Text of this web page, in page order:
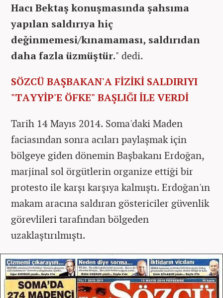
Hacı Bektaş konuşmasında şahsıma
yapılan saldırıya hiç
değinmemesi/kınamaması, saldırıdan
daha fazla üzmüştür." dedi.
SÖZCÜ BAŞBAKAN'A FİZİKİ SALDIRIYI
"TAYYİP'E ÖFKE" BAŞLIĞI İLE VERDİ
Tarih 14 Mayıs 2014. Soma'daki Maden
faciasından sonra acıları paylaşmak için
bölgeye giden dönemin Başbakanı Erdoğan,
marjinal sol örgütlerin organize ettiği bir
protesto ile karşı karşıya kalmıştı. Erdoğan'ın
makam aracına saldıran göstericiler güvenlik
görevlileri tarafından bölgeden
uzaklaştırılmıştı.